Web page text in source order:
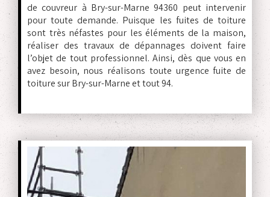
de couvreur à Bry-sur-Marne 94360 peut intervenir
pour toute demande. Puisque les fuites de toiture
sont très néfastes pour les éléments de la maison,
réaliser des travaux de dépannages doivent faire
l’objet de tout professionnel. Ainsi, dès que vous en
avez besoin, nous réalisons toute urgence fuite de
toiture sur Bry-sur-Marne et tout 94.